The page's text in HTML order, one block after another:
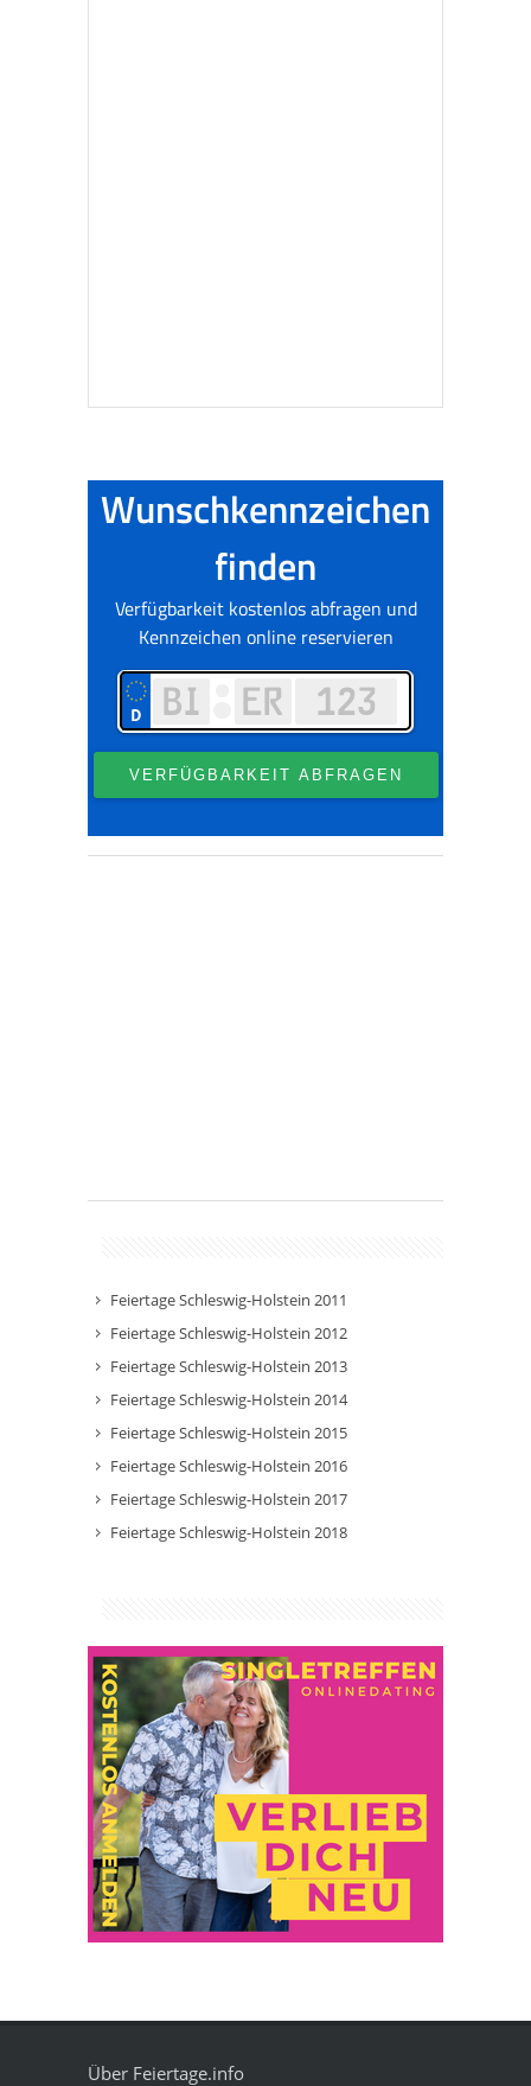
Feiertage Schleswig-Holstein 2011
Feiertage Schleswig-Holstein 2012
Feiertage Schleswig-Holstein 2013
Feiertage Schleswig-Holstein 2014
Feiertage Schleswig-Holstein 2015
Feiertage Schleswig-Holstein 2016
Feiertage Schleswig-Holstein 2017
Feiertage Schleswig-Holstein 2018
Über Feiertage.info